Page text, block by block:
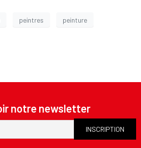
peintres peinture
notre newsletter